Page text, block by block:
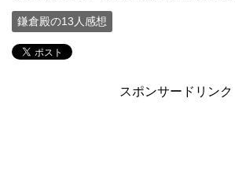
鎌倉殿の13人感想
スポンサードリンク